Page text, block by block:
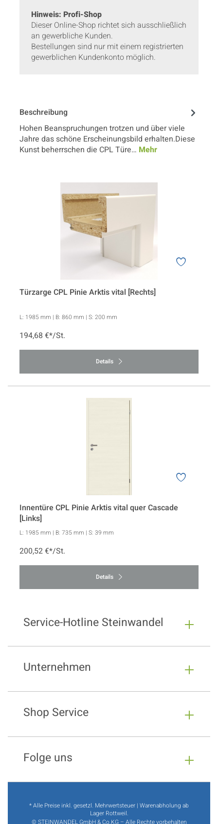
Hinweis: Profi-Shop
Dieser Online-Shop richtet sich ausschließlich
an gewerbliche Kunden.
Bestellungen sind nur mit einem registrierten
gewerblichen Kundenkonto möglich.
Beschreibung
Hohen Beanspruchungen trotzen und über viele
Jahre das schöne Erscheinungsbild erhalten.Diese
Kunst beherrschen die CPL Türe… Mehr
Türzarge CPL Pinie Arktis vital [Rechts]
L: 1985 mm | B: 860 mm | S: 200 mm
194,68 €*/St.
Details
Innentüre CPL Pinie Arktis vital quer Cascade
[Links]
L: 1985 mm | B: 735 mm | S: 39 mm
200,52 €*/St.
Details
Service-Hotline Steinwandel
Unternehmen
Shop Service
Folge uns
* Alle Preise inkl. gesetzl. Mehrwertsteuer | Warenabholung ab
Lager Rottweil.
© STEINWANDEL GmbH & Co.KG – Alle Rechte vorbehalten